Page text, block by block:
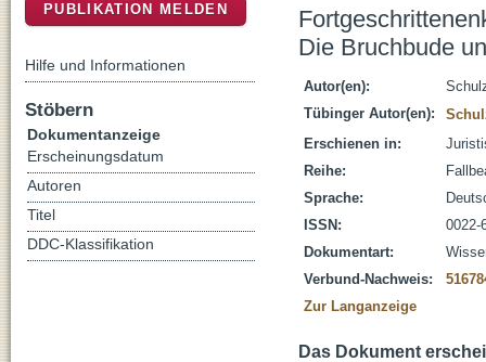
Die Bruchbude
Autor(en):
Tübinger Autor(en):
Erschienen in:
Reihe:
Sprache:
ISSN:
0022-
Dokumentart:
Verbund-Nachweis:
Zur Langanzeige
Das Dokument
PUBLIKATION MELDEN
Hilfe und Informationen
Stöbern
Dokumentanzeige
Erscheinungsdatum
Autoren
Titel
DDC-Klassifikation